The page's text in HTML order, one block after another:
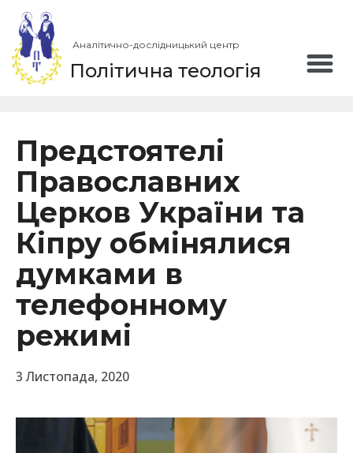
Аналітично-дослідницький центр
Політична теологія
Предстоятелі
Православних
Церков України та
Кіпру обмінялися
думками в
телефонному
режимі
3 Листопада, 2020